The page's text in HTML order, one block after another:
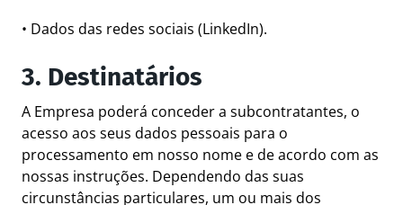
• Dados das redes sociais (LinkedIn).
3. Destinatários
A Empresa poderá conceder a subcontratantes, o
acesso aos seus dados pessoais para o
processamento em nosso nome e de acordo com as
nossas instruções. Dependendo das suas
circunstâncias particulares, um ou mais dos